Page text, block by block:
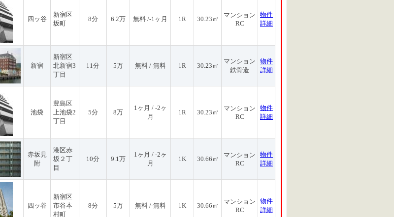
四ッ谷
新宿区
坂町
8分 6.2万 無料 /-1ヶ月 1R 30.23㎡
マンション
RC
物件
詳細
新宿
新宿区
北新宿3
丁目
11分 5万 無料 /-無料 1R 30.23㎡
マンション
鉄骨造
物件
詳細
池袋
豊島区
上池袋2
丁目
5分 8万
1ヶ月 / -2ヶ
月
1R 30.23㎡
マンション
RC
物件
詳細
赤坂見
附
港区赤
坂２丁
目
10分 9.1万
1ヶ月 / -2ヶ
月
1K 30.66㎡
マンション
RC
物件
詳細
四ッ谷
新宿区
市谷本
村町
8分 5万 無料 /-無料 1K 30.66㎡
マンション
RC
物件
詳細